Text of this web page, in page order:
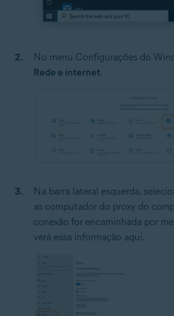
No menu Configurações do
Rede e internet.
Na barra lateral esquerda,
as computador do proxy do
conexão for encaminhada por
verá essa informação aqui.